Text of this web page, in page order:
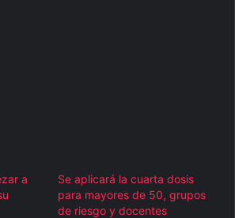
a
Se aplicará la cuarta dosis
para mayores de 50, grupos
de riesgo y docentes